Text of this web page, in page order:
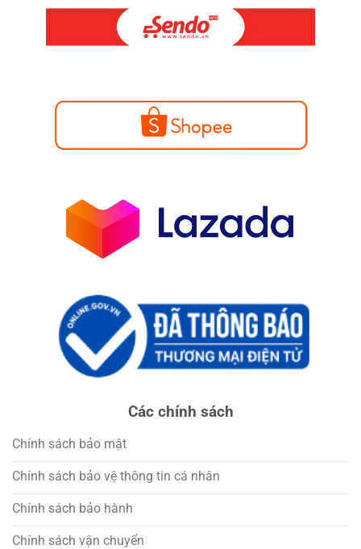
Các chính sách
Chính sách bảo mật
Chính sách bảo vệ thông tin cá nhân
Chính sách bảo hành
Chính sách vận chuyển